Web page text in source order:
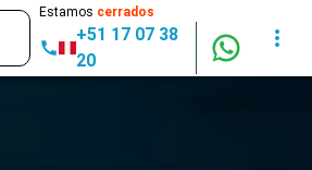
Estamos cerrados
+51 17 07 38
20